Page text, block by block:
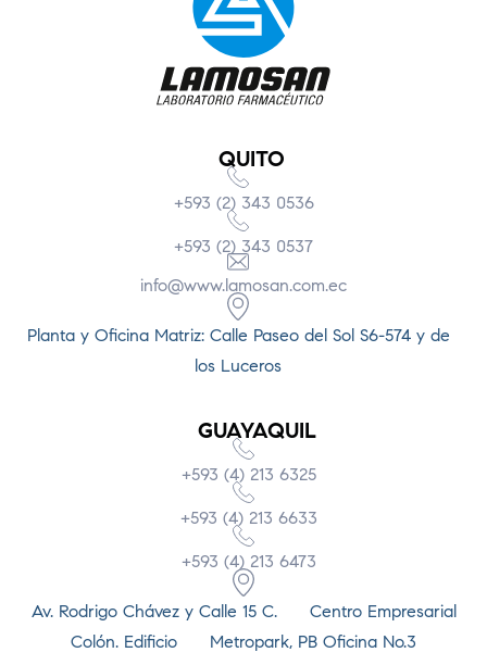
QUITO
+593 (2) 343 0536
+593 (2) 343 0537
info@www.lamosan.com.ec
Planta y Oficina Matriz: Calle Paseo del Sol S6-574 y de
los Luceros
GUAYAQUIL
+593 (4) 213 6325
+593 (4) 213 6633
+593 (4) 213 6473
Av. Rodrigo Chávez y Calle 15 C. Centro Empresarial
Colón. Edificio Metropark, PB Oficina No.3